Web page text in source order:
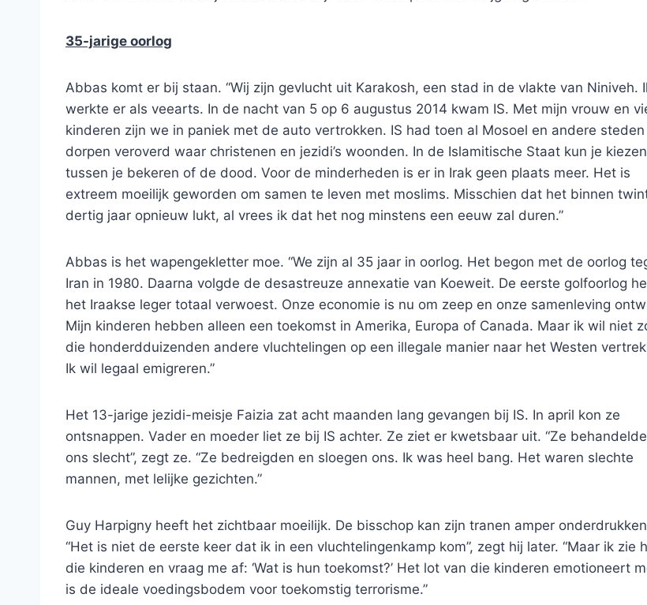
35-jarige oorlog
Abbas komt er bij staan. “Wij zijn gevlucht uit Karakosh, een stad in de vlakte van Niniveh.
werkte er als veearts. In de nacht van 5 op 6 augustus 2014 kwam IS. Met mijn vrouw en
kinderen zijn we in paniek met de auto vertrokken. IS had toen al Mosoel en andere steden
dorpen veroverd waar christenen en jezidi’s woonden. In de Islamitische Staat kun je kiezen
tussen je bekeren of de dood. Voor de minderheden is er in Irak geen plaats meer. Het is
extreem moeilijk geworden om samen te leven met moslims. Misschien dat het binnen
dertig jaar opnieuw lukt, al vrees ik dat het nog minstens een eeuw zal duren.”
Abbas is het wapengekletter moe. “We zijn al 35 jaar in oorlog. Het begon met de oorlog
Iran in 1980. Daarna volgde de desastreuze annexatie van Koeweit. De eerste golfoorlog
het Iraakse leger totaal verwoest. Onze economie is nu om zeep en onze samenleving
Mijn kinderen hebben alleen een toekomst in Amerika, Europa of Canada. Maar ik wil niet
die honderdduizenden andere vluchtelingen op een illegale manier naar het Westen
Ik wil legaal emigreren.”
Het 13-jarige jezidi-meisje Faizia zat acht maanden lang gevangen bij IS. In april kon ze
ontsnappen. Vader en moeder liet ze bij IS achter. Ze ziet er kwetsbaar uit. “Ze
ons slecht”, zegt ze. “Ze bedreigden en sloegen ons. Ik was heel bang. Het waren slechte
mannen, met lelijke gezichten.”
Guy Harpigny heeft het zichtbaar moeilijk. De bisschop kan zijn tranen amper
“Het is niet de eerste keer dat ik in een vluchtelingenkamp kom”, zegt hij later. “Maar ik zie
die kinderen en vraag me af: ‘Wat is hun toekomst?’ Het lot van die kinderen emotioneert
is de ideale voedingsbodem voor toekomstig terrorisme.”